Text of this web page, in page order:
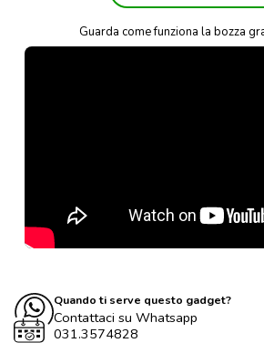
Guarda come funziona la bozza
Quando ti serve questo gadget?
Contattaci su Whatsapp
031.3574828